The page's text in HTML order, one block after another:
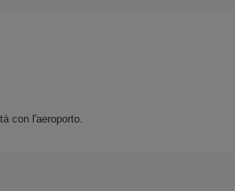
con l'aeroporto.